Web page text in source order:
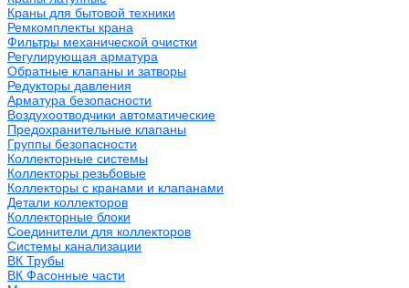
Краны для бытовой техники
Ремкомплекты крана
Фильтры механической очистки
Регулирующая арматура
Обратные клапаны и затворы
Редукторы давления
Арматура безопасности
Воздухоотводчики автоматические
Предохранительные клапаны
Группы безопасности
Коллекторные системы
Коллекторы резьбовые
Коллекторы с кранами и клапанами
Детали коллекторов
Коллекторные блоки
Соединители для коллекторов
Системы канализации
ВК Трубы
ВК Фасонные части